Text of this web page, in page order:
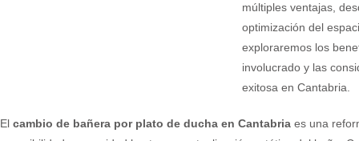
múltiples ventajas,
optimización del
exploraremos los
involucrado y las
exitosa en Cantabria.
El cambio de bañera por plato de ducha en Cantabria es una